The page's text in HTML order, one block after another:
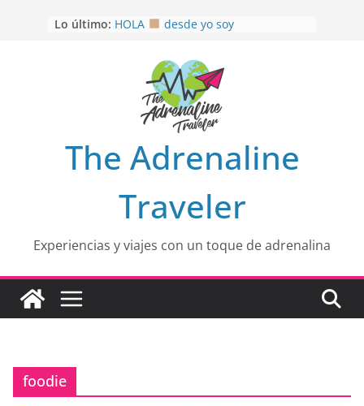
Lo último: HOLA
desde yo soy
EL SENDERO DEL CACAO: Excelente
opción
HOSPEDAJE AL NATURALSHH !!
OTRA PERSPECTIVA de RÍO EL
MULITO!
The Adrenaline
Traveler
Experiencias y viajes con un toque de adrenalina
foodie